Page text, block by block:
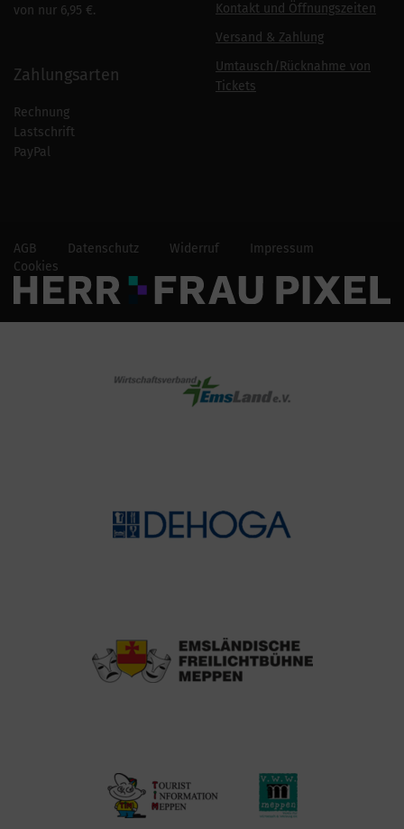
von nur 6,95 €.
Zahlungsarten
Rechnung
Lastschrift
PayPal
Kontakt und Öffnungszeiten
Versand & Zahlung
Umtausch/Rücknahme von
Tickets
AGB Datenschutz Widerruf
Impressum
Cookies